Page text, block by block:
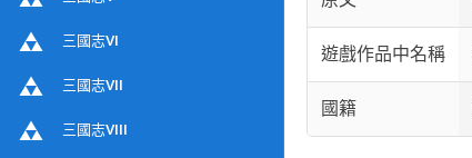
三國志VI
三國志VII
三國志VIII
遊戲作品中名稱
國籍